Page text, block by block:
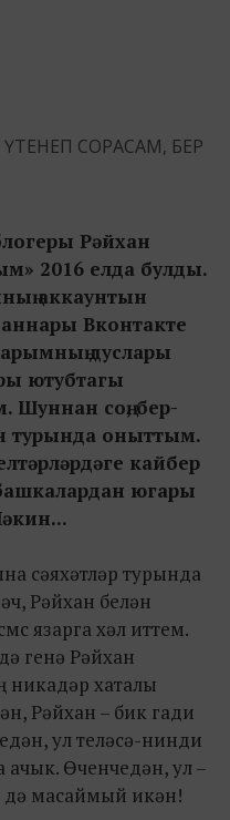
Рәйхан
2016 елда булды.
аккаунтын
Вконтакте
дуслары
ютубтагы
Шуннан соң, бер-
турында оныттым.
кайбер
югары
сәяхәтләр турында
Рәйхан белән
язарга хәл иттем.
генә Рәйхан
хаталы
Рәйхан – бик гади
ул теләсә-нинди
Өченчедән, ул –
дә масаймый икән!